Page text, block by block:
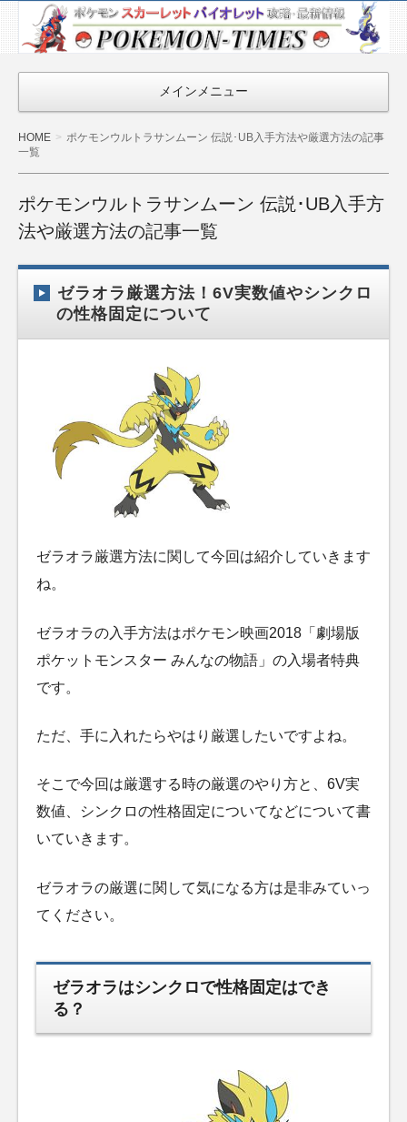
ポケモン最新
情報まとめ
『POKEMON-
TIMES』
メインメニュー
HOME
ポケモンウルトラサンムーン 伝説･UB入手方法や厳選方法の記事
一覧
ポケモンウルトラサンムーン 伝説･UB入手方
法や厳選方法の記事一覧
ゼラオラ厳選方法！6V実数値やシンクロ
の性格固定について
ゼラオラ厳選方法に関して今回は紹介していきます
ね。
ゼラオラの入手方法はポケモン映画2018「劇場版
ポケットモンスター みんなの物語」の入場者特典
です。
ただ、手に入れたらやはり厳選したいですよね。
そこで今回は厳選する時の厳選のやり方と、6V実
数値、シンクロの性格固定についてなどについて書
いていきます。
ゼラオラの厳選に関して気になる方は是非みていっ
てください。
ゼラオラはシンクロで性格固定はでき
る？